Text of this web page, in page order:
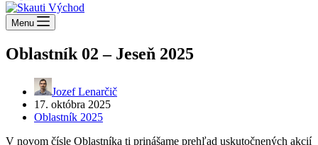
Menu
Oblastník 02 – Jeseň 2025
Jozef Lenarčič
17. októbra 2025
Oblastník 2025
V novom čísle Oblastníka ti prinášame prehľad uskutočnených akcií